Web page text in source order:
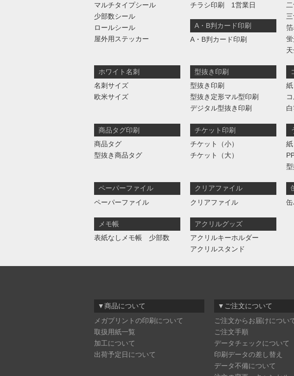
マルチタイプシール
少部数シール
ロールシール
屋外用ステッカー
チラシ印刷 1営業日
A・B判カード印刷
A・B判カード印刷
箔
ホワイト名刺
名刺サイズ
欧米サイズ
型抜き印刷
型抜き印刷
型抜き定形マル型印刷
デジタル型抜き印刷
商品タグ印刷
商品タグ
型抜き商品タグ
チケット印刷
チケット（小）
チケット（大）
ペーパーファイル
ペーパーファイル
クリアファイル
クリアファイル
メモ帳
表紙なしメモ帳 少部数
アクリルグッズ
アクリルキーホルダー
アクリルスタンド
▼商品について
メガプリントの印刷について
取扱用紙一覧
加工について
出荷予定日について
▼ご注文について
ご注文からお届けについ
ご注文手順
データチェックについて
印刷データの差し替え
データ不備について